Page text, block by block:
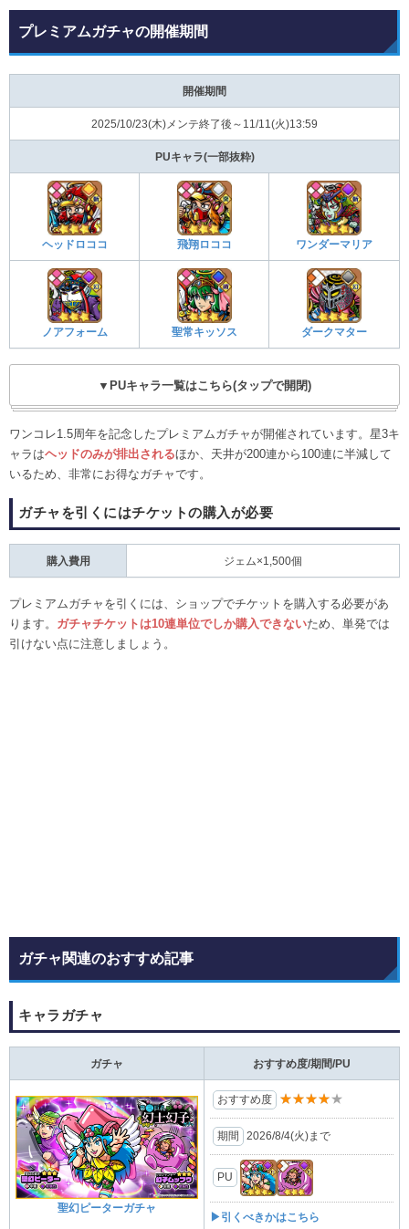
プレミアムガチャの開催期間
開催期間
2025/10/23(木)メンテ終了後～11/11(火)13:59
PUキャラ(一部抜粋)
ヘッドロココ 飛翔ロココ ワンダーマリア
ノアフォーム 聖常キッソス ダークマター
▼PUキャラ一覧はこちら(タップで開閉)
ワンコレ1.5周年を記念したプレミアムガチャが開催されています。星3キ
ャラはヘッドのみが排出されるほか、天井が200連から100連に半減して
いるため、非常にお得なガチャです。
ガチャを引くにはチケットの購入が必要
購入費用 ジェム×1,500個
プレミアムガチャを引くには、ショップでチケットを購入する必要があ
ります。 ガチャチケットは10連単位でしか購入できないため、単発では
引けない点に注意しましょう。
ガチャ関連のおすすめ記事
キャラガチャ
ガチャ おすすめ度/期間/PU
聖幻ピーターガチャ
おすすめ度 ★★★★★
期間 2026/8/4(⽕)まで
PU
▶引くべきかはこちら